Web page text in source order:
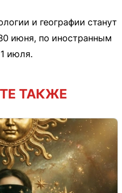
и географии станут
июня, по иностранным
июля.
ТАКЖЕ